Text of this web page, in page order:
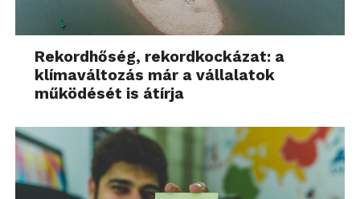
Rekordhőség, rekordkockázat: a
klímaváltozás már a vállalatok
működését is átírja